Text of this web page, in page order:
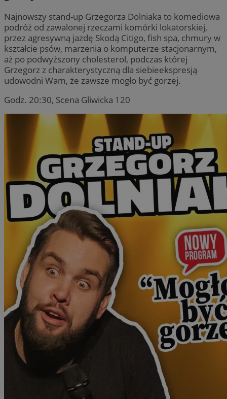
Najnowszy stand-up Grzegorza Dolniaka to komediowa
podróż od zawalonej rzeczami komórki lokatorskiej,
przez agresywną jazdę Skodą Citigo, fish spa, chmury w
kształcie psów, marzenia o komputerze stacjonarnym,
aż po podwyższony cholesterol, podczas której
Grzegorz z charakterystyczną dla siebieekspresją
udowodni Wam, że zawsze mogło być gorzej.
Godz. 20:30, Scena Gliwicka 120